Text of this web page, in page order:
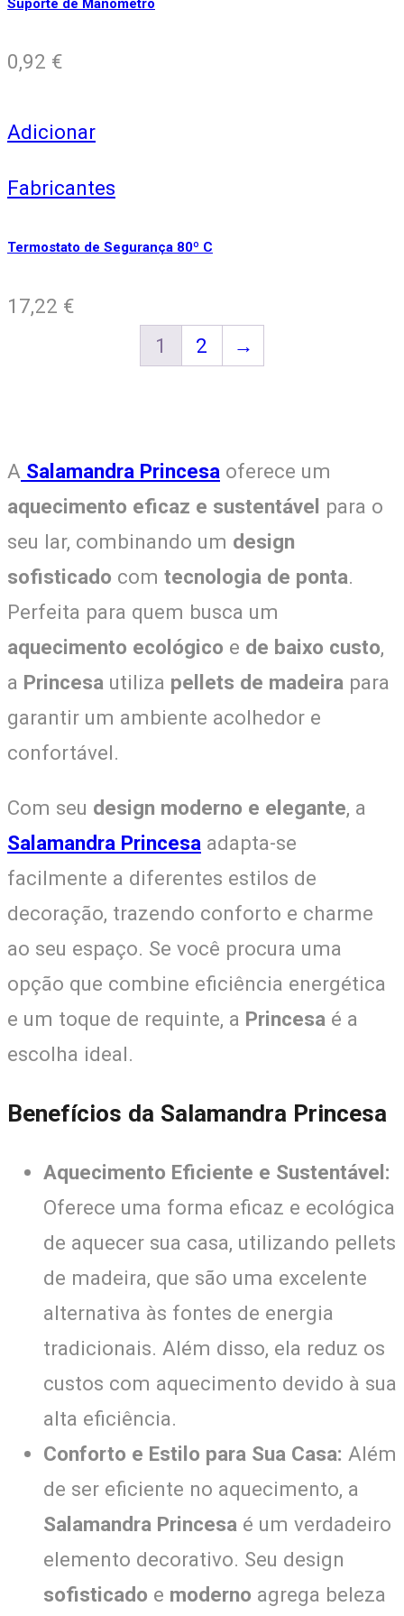
0,92 €
Adicionar
Fabricantes
Termostato de Segurança 80º C
17,22 €
1
2 →
A Salamandra Princesa oferece um
aquecimento eficaz e sustentável para o
seu lar, combinando um design
sofisticado com tecnologia de ponta.
Perfeita para quem busca um
aquecimento ecológico e de baixo custo,
a Princesa utiliza pellets de madeira para
garantir um ambiente acolhedor e
confortável.
Com seu design moderno e elegante, a
Salamandra Princesa adapta-se
facilmente a diferentes estilos de
decoração, trazendo conforto e charme
ao seu espaço. Se você procura uma
opção que combine eficiência energética
e um toque de requinte, a Princesa é a
escolha ideal.
Benefícios da Salamandra Princesa
Aquecimento Eficiente e Sustentável:
Oferece uma forma eficaz e ecológica
de aquecer sua casa, utilizando pellets
de madeira, que são uma excelente
alternativa às fontes de energia
tradicionais. Além disso, ela reduz os
custos com aquecimento devido à sua
alta eficiência.
Conforto e Estilo para Sua Casa: Além
de ser eficiente no aquecimento, a
Salamandra Princesa é um verdadeiro
elemento decorativo. Seu design
sofisticado e moderno agrega beleza